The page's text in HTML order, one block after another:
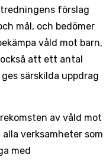
förslag
mål, och bedömer
våld mot barn,
att ett antal
särskilda uppdrag
av våld mot
verksamheter som
med